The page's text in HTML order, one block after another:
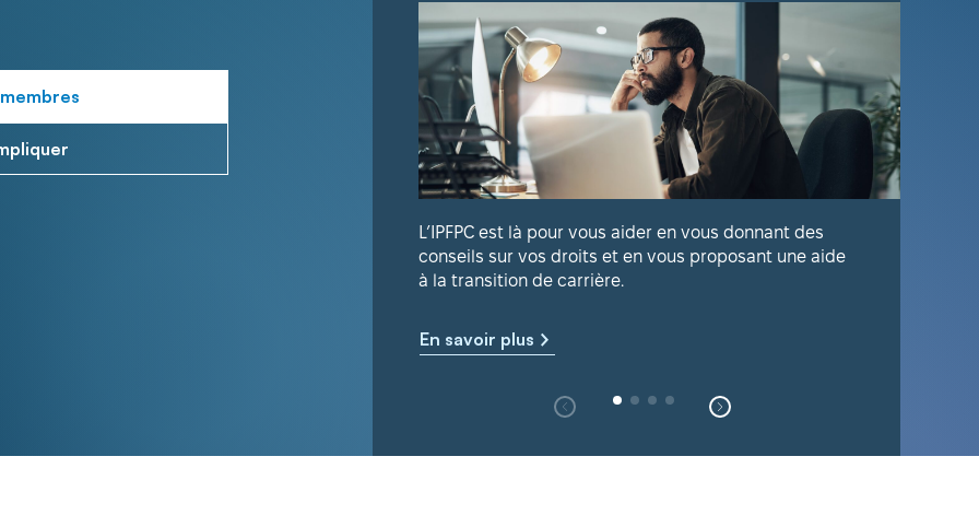
L’IPFPC est là pour vous aider en vous donnant des
conseils sur vos droits et en vous proposant une aide
à la transition de carrière.
En savoir plus